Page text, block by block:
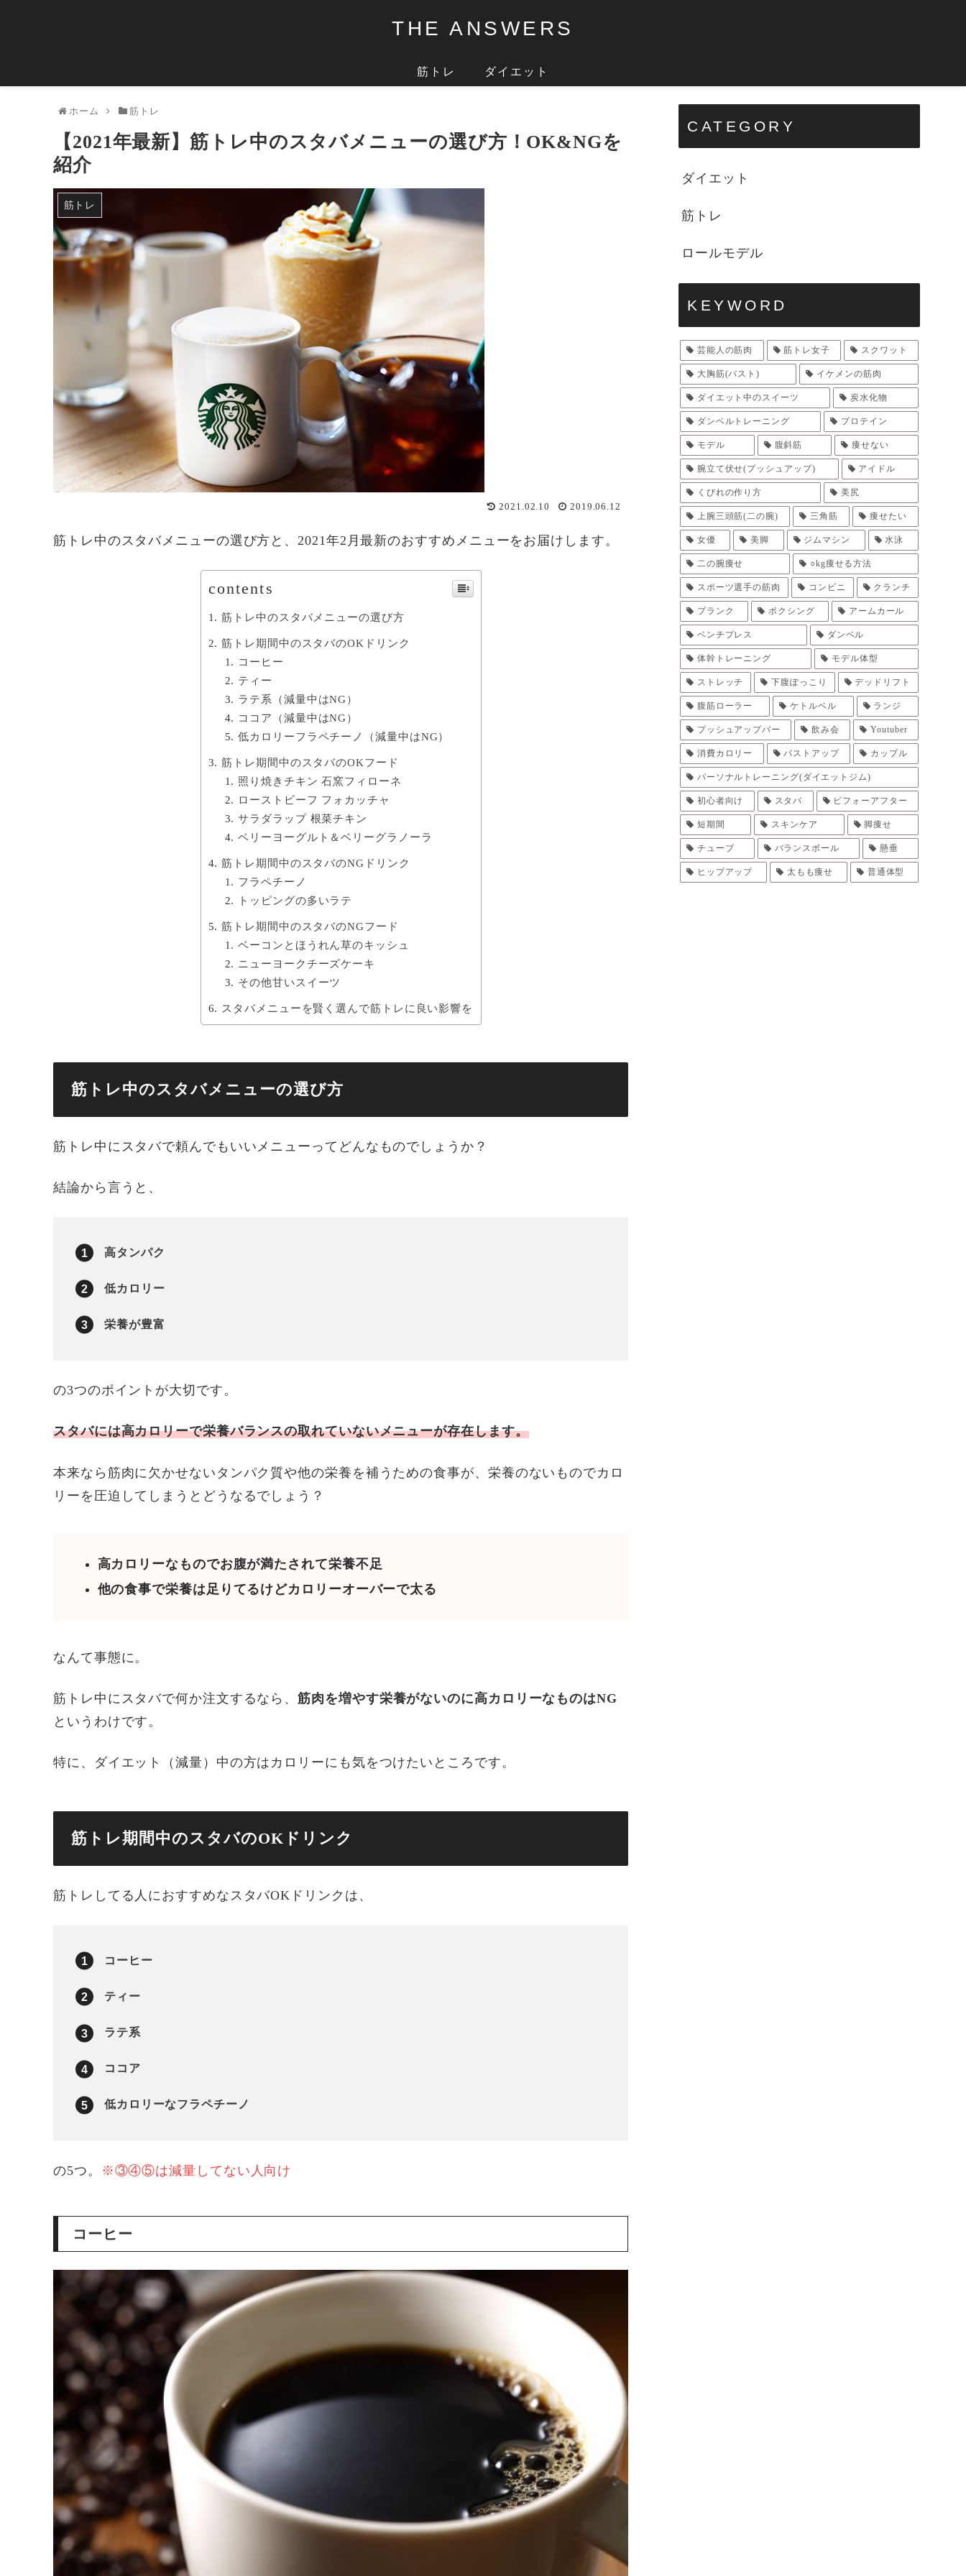
THE ANSWERS
筋トレ ダイエット
ホーム 筋トレ
【2021年最新】筋トレ中のスタバメニューの選び方！OK&NGを
紹介
筋トレ
2021.02.10 2019.06.12
筋トレ中のスタバメニューの選び方と、2021年2月最新のおすすめメニューをお届けします。
contents
筋トレ中のスタバメニューの選び方
筋トレ期間中のスタバのOKドリンク
コーヒー
ティー
ラテ系（減量中はNG）
ココア（減量中はNG）
低カロリーフラペチーノ（減量中はNG）
筋トレ期間中のスタバのOKフード
照り焼きチキン 石窯フィローネ
ローストビーフ フォカッチャ
サラダラップ 根菜チキン
ベリーヨーグルト＆ベリーグラノーラ
筋トレ期間中のスタバのNGドリンク
フラペチーノ
トッピングの多いラテ
筋トレ期間中のスタバのNGフード
ベーコンとほうれん草のキッシュ
ニューヨークチーズケーキ
その他甘いスイーツ
スタバメニューを賢く選んで筋トレに良い影響を
筋トレ中のスタバメニューの選び方
筋トレ中にスタバで頼んでもいいメニューってどんなものでしょうか？
結論から言うと、
高タンパク
低カロリー
栄養が豊富
の3つのポイントが大切です。
スタバには高カロリーで栄養バランスの取れていないメニューが存在します。
本来なら筋肉に欠かせないタンパク質や他の栄養を補うための食事が、栄養のないものでカロ
リーを圧迫してしまうとどうなるでしょう？
高カロリーなものでお腹が満たされて栄養不足
他の食事で栄養は足りてるけどカロリーオーバーで太る
なんて事態に。
筋トレ中にスタバで何か注文するなら、筋肉を増やす栄養がないのに高カロリーなものはNG
というわけです。
特に、ダイエット（減量）中の方はカロリーにも気をつけたいところです。
筋トレ期間中のスタバのOKドリンク
筋トレしてる人におすすめなスタバOKドリンクは、
コーヒー
ティー
ラテ系
ココア
低カロリーなフラペチーノ
の5つ。 ※③④⑤は減量してない人向け
コーヒー
CATEGORY
ダイエット
筋トレ
ロールモデル
KEYWORD
芸能人の筋肉 筋トレ女子 スクワット
大胸筋(バスト) イケメンの筋肉
ダイエット中のスイーツ 炭水化物
ダンベルトレーニング プロテイン
モデル 腹斜筋 痩せない
腕立て伏せ(プッシュアップ) アイドル
くびれの作り方 美尻
上腕三頭筋(二の腕) 三角筋 痩せたい
女優 美脚 ジムマシン 水泳
二の腕痩せ ○kg痩せる方法
スポーツ選手の筋肉 コンビニ クランチ
プランク ボクシング アームカール
ベンチプレス ダンベル
体幹トレーニング モデル体型
ストレッチ 下腹ぽっこり デッドリフト
腹筋ローラー ケトルベル ランジ
プッシュアップバー 飲み会 Youtuber
消費カロリー バストアップ カップル
パーソナルトレーニング(ダイエットジム)
初心者向け スタバ ビフォーアフター
短期間 スキンケア 脚痩せ
チューブ バランスボール 懸垂
ヒップアップ 太もも痩せ 普通体型